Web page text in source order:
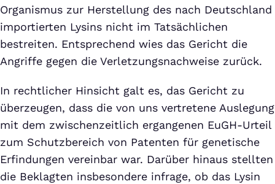
Organismus zur Herstellung des nach Deutschland
importierten Lysins nicht im Tatsächlichen
bestreiten. Entsprechend wies das Gericht die
Angriffe gegen die Verletzungsnachweise zurück.
In rechtlicher Hinsicht galt es, das Gericht zu
überzeugen, dass die von uns vertretene Auslegung
mit dem zwischenzeitlich ergangenen EuGH-Urteil
zum Schutzbereich von Patenten für genetische
Erfindungen vereinbar war. Darüber hinaus stellten
die Beklagten insbesondere infrage, ob das Lysin